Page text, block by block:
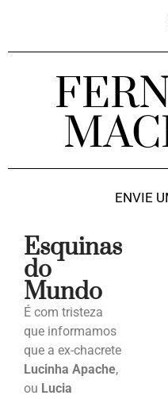
ENVIE
Esquinas
do
Mundo
É com tristeza
que informamos
que a ex-chacrete
Lucinha Apache,
ou Lucia